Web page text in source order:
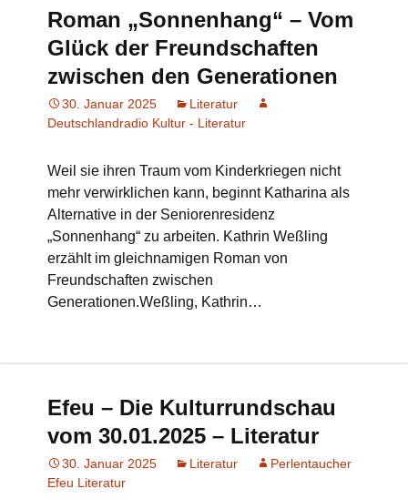
Roman „Sonnenhang“ – Vom
Glück der Freundschaften
zwischen den Generationen
30. Januar 2025
Literatur
Deutschlandradio Kultur - Literatur
Weil sie ihren Traum vom Kinderkriegen nicht
mehr verwirklichen kann, beginnt Katharina als
Alternative in der Seniorenresidenz
„Sonnenhang“ zu arbeiten. Kathrin Weßling
erzählt im gleichnamigen Roman von
Freundschaften zwischen
Generationen.Weßling, Kathrin…
Efeu – Die Kulturrundschau
vom 30.01.2025 – Literatur
30. Januar 2025 Literatur
Perlentaucher
Efeu Literatur